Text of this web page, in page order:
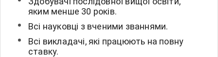
яким менше 30 років.
Всі науковці з вченими званнями.
Всі викладачі, які працюють на повну
ставку.